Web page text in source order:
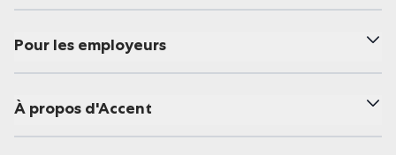
Pour les employeurs
À propos d'Accent